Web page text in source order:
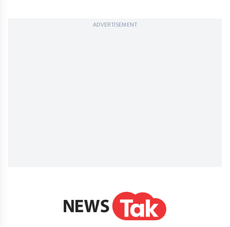
ADVERTISEMENT